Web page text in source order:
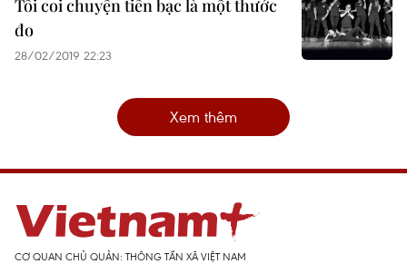
Tôi coi chuyện tiền bạc là một thước
đo
28/02/2019 22:23
Xem thêm
CƠ QUAN CHỦ QUẢN: THÔNG TẤN XÃ VIỆT NAM